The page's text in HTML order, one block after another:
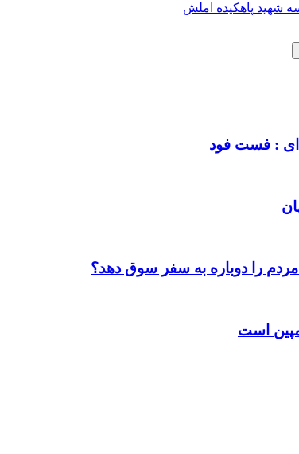
شهید پاهکیده املش
ای : فست فود
مردم را دوباره به سفر سوق دهد؟
است